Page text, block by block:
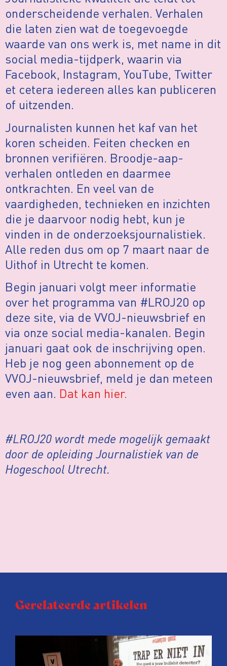
onderscheidende verhalen. Verhalen
die laten zien wat de toegevoegde
waarde van ons werk is, met name in dit
social media-tijdperk, waarin via
Facebook, Instagram, YouTube, Twitter
et cetera iedereen alles kan publiceren
of uitzenden.
Journalisten kunnen het kaf van het
koren scheiden. Feiten checken en
bronnen verifiëren. Broodje-aap-
verhalen ontleden en daarmee
ontkrachten. En veel van de
vaardigheden, technieken en inzichten
die je daarvoor nodig hebt, kun je
vinden in de onderzoeksjournalistiek.
Alle reden dus om op 7 maart naar de
Uithof in Utrecht te komen.
Begin januari volgt meer informatie
over het programma van #LROJ20 op
deze site, via de VVOJ-nieuwsbrief en
via onze social media-kanalen. Begin
januari gaat ook de inschrijving open.
Heb je nog geen abonnement op de
VVOJ-nieuwsbrief, meld je dan meteen
even aan. Dat kan hier.
#LROJ20 wordt mede mogelijk gemaakt
door de opleiding Journalistiek van de
Hogeschool Utrecht.
Gerelateerde artikelen